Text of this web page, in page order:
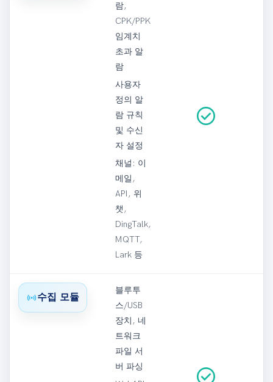
람,
CPK/PPK
임계치
초과 알
람
사용자
정의 알
람 규칙
및 수신
자 설정
채널: 이
메일,
API, 위
챗,
DingTalk,
MQTT,
Lark 등
check_circle
sensors수집 모듈
블루투
스/USB
장치, 네
트워크
파일 서
버 파싱
check_circle